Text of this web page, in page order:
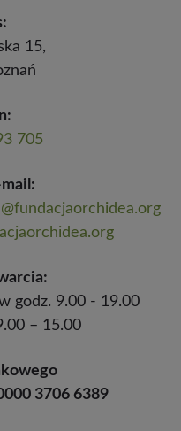
15,
705
godz. 9.00 - 19.00
– 15.00
3706 6389